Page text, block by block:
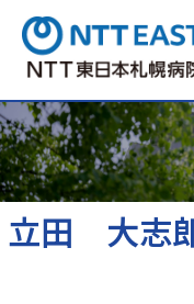
当院について
ご来院される方へ
立田 大志